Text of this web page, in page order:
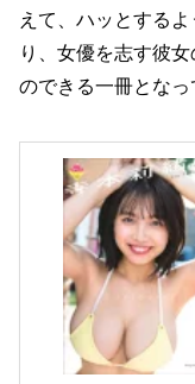
えて、ハッとする
り、女優を志す彼
のできる一冊となっ